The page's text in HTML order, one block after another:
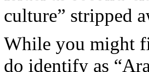
culture” stripped
While you might
do identify as “